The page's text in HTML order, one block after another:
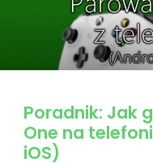
Poradnik: Jak
One na
iOS)